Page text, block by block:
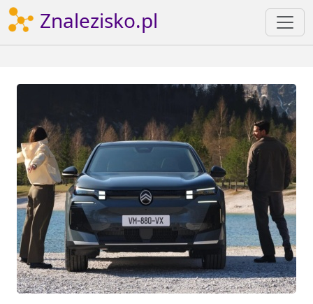
Znalezisko.pl